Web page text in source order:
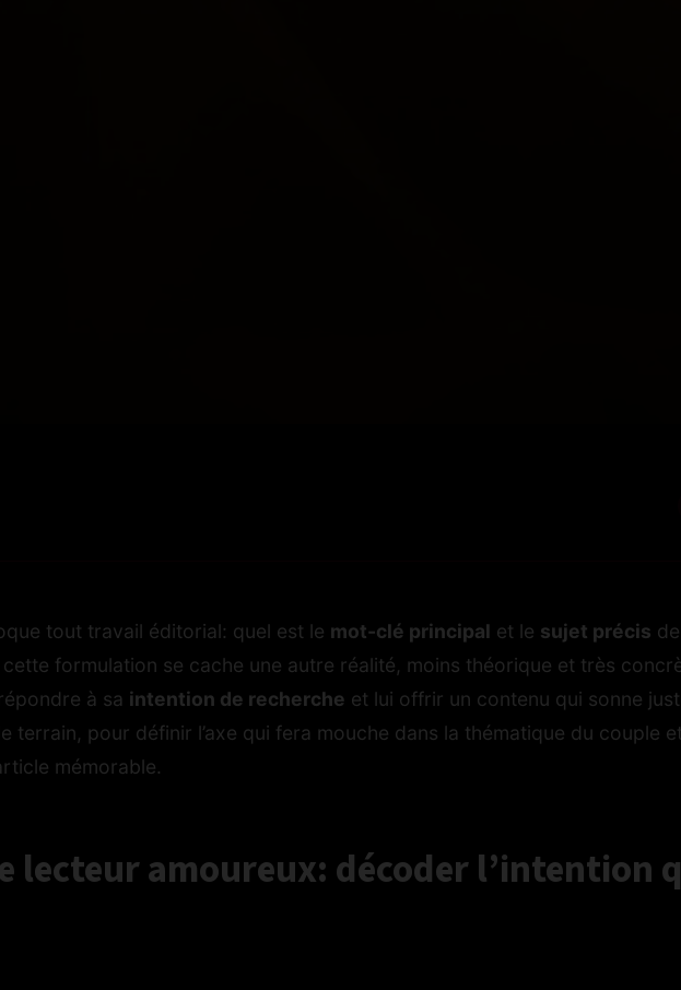
tout travail éditorial: quel est le mot-clé principal et le sujet précis
formulation se cache une autre réalité, moins théorique et très
à sa intention de recherche et lui offrir un contenu qui sonne
terrain, pour définir l’axe qui fera mouche dans la thématique du couple
mémorable.
lecteur amoureux: décoder l’intention